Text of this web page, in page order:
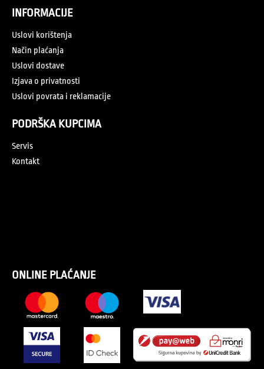
INFORMACIJE
Uslovi korištenja
Način plaćanja
Uslovi dostave
Izjava o privatnosti
Uslovi povrata i reklamacije
PODRŠKA KUPCIMA
Servis
Kontakt
ONLINE PLAĆANJE